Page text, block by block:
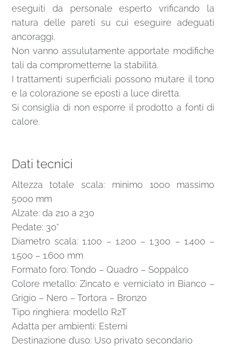
eseguiti da personale esperto vrificando la
natura delle pareti su cui eseguire adeguati
ancoraggi.
Non vanno assulutamente apportate modifiche
tali da comprometterne la stabilità.
I trattamenti superficiali possono mutare il tono
e la colorazione se eposti a luce diretta.
Si consiglia di non esporre il prodotto a fonti di
calore.
Dati tecnici
Altezza totale scala: minimo 1000 massimo
5000 mm
Alzate: da 210 a 230
Pedate: 30°
Diametro scala: 1.100 – 1.200 – 1.300 – 1.400 –
1.500 – 1.600 mm
Formato foro: Tondo – Quadro – Soppalco
Colore metallo: Zincato e verniciato in Bianco –
Grigio – Nero – Tortora – Bronzo
Tipo ringhiera: modello R2T
Adatta per ambienti: Esterni
Destinazione d’uso: Uso privato secondario